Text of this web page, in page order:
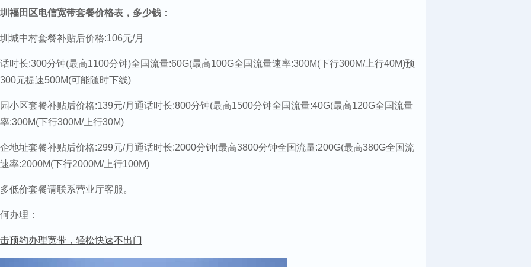
福田区电信宽带套餐价格表，多少钱 ：
城中村套餐补贴后价格:106元/月
时长:300分钟(最高1100分钟)全国流量:60G(最高100G全国流量速率:300M(下行300M/上行40M)预
元提速500M(可能随时下线)
小区套餐补贴后价格:139元/月通话时长:800分钟(最高1500分钟全国流量:40G(最高120G全国流量
:300M(下行300M/上行30M)
地址套餐补贴后价格:299元/月通话时长:2000分钟(最高3800分钟全国流量:200G(最高380G全国流
率:2000M(下行2000M/上行100M)
低价套餐请联系营业厅客服。
办理：
预约办理宽带，轻松快速不出门